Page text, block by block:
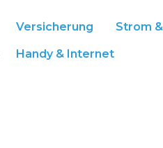
Versicherung Strom
Handy & Internet